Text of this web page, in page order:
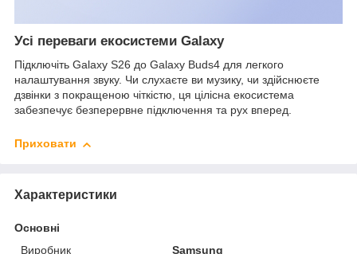
Усі переваги екосистеми Galaxy
Підключіть Galaxy S26 до Galaxy Buds4 для легкого
налаштування звуку. Чи слухаєте ви музику, чи здійснюєте
дзвінки з покращеною чіткістю, ця цілісна екосистема
забезпечує безперервне підключення та рух вперед.
Приховати
Характеристики
Основні
Виробник
Samsung